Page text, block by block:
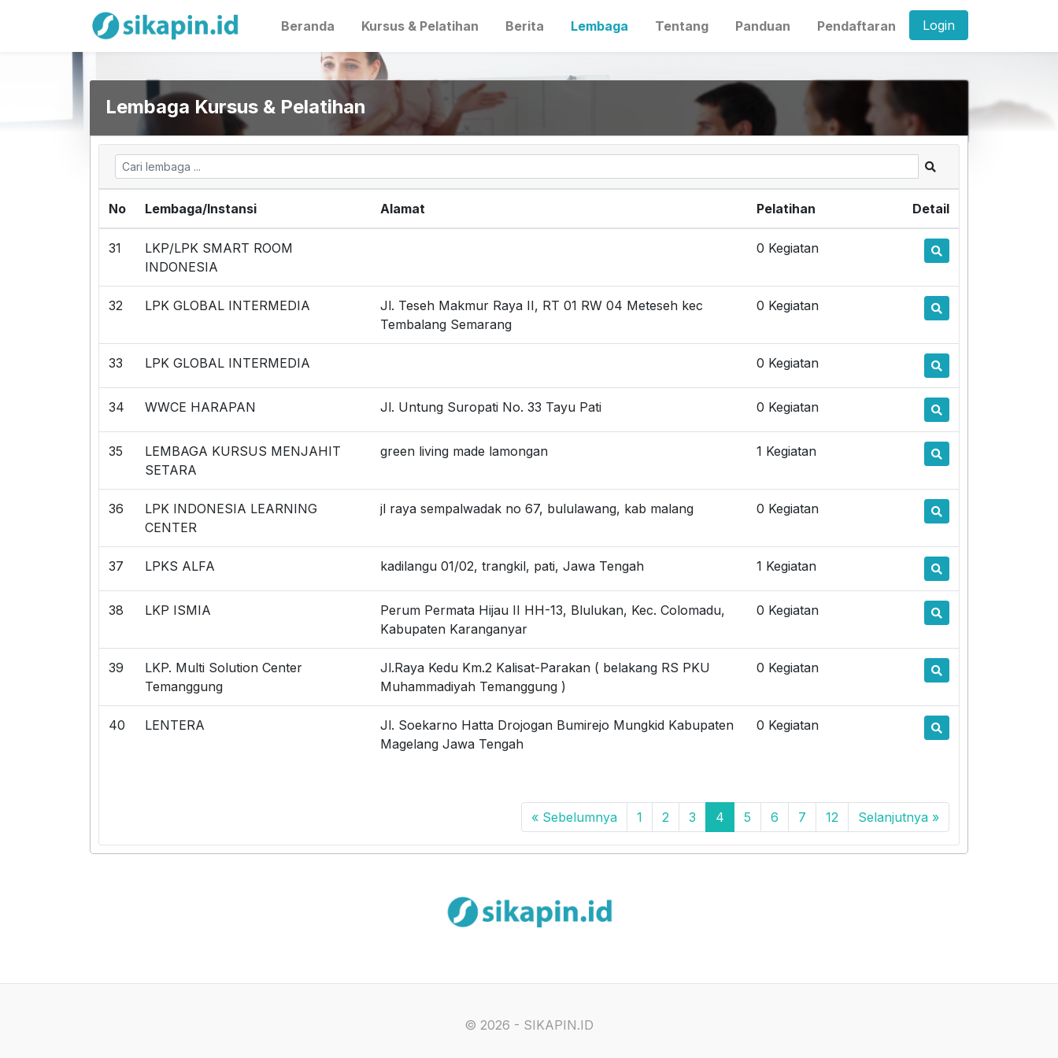
Beranda Kursus & Pelatihan Berita Lembaga Tentang Panduan Pendaftaran Login
Lembaga Kursus & Pelatihan
No Lembaga/Instansi Alamat Pelatihan Detail
31
LKP/LPK SMART ROOM
INDONESIA
0 Kegiatan
32 LPK GLOBAL INTERMEDIA
Jl. Teseh Makmur Raya II, RT 01 RW 04 Meteseh kec
Tembalang Semarang
0 Kegiatan
33 LPK GLOBAL INTERMEDIA 0 Kegiatan
34 WWCE HARAPAN Jl. Untung Suropati No. 33 Tayu Pati 0 Kegiatan
35
LEMBAGA KURSUS MENJAHIT
SETARA
green living made lamongan 1 Kegiatan
36
LPK INDONESIA LEARNING
CENTER
jl raya sempalwadak no 67, bululawang, kab malang 0 Kegiatan
37 LPKS ALFA kadilangu 01/02, trangkil, pati, Jawa Tengah 1 Kegiatan
38 LKP ISMIA
Perum Permata Hijau II HH-13, Blulukan, Kec. Colomadu,
Kabupaten Karanganyar
0 Kegiatan
39
LKP. Multi Solution Center
Temanggung
Jl.Raya Kedu Km.2 Kalisat-Parakan ( belakang RS PKU
Muhammadiyah Temanggung )
0 Kegiatan
40 LENTERA
Jl. Soekarno Hatta Drojogan Bumirejo Mungkid Kabupaten
Magelang Jawa Tengah
0 Kegiatan
« Sebelumnya 1 2 3 4 5 6 7 12 Selanjutnya »
© 2026 - SIKAPIN.ID